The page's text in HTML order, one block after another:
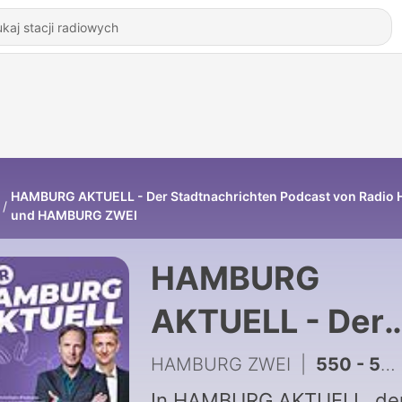
HAMBURG AKTUELL - Der Stadtnachrichten Podcast von Radio
und HAMBURG ZWEI
HAMBURG
AKTUELL - Der
HAMBURG ZWEI 550 - 552: "Solidarisch queer. Haltung zeigen – für eine Zukunft ohne Angst!" Die Pride Week 2026